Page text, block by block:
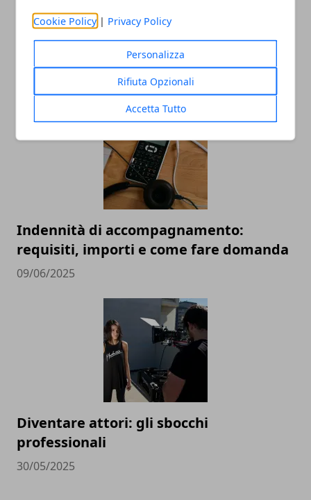
Cookie Policy | Privacy Policy
Personalizza
Rifiuta Opzionali
Accetta Tutto
Impresa partendo da zero
nell’hospitality business? I consigli e la
storia di Lanfranco Pescante
Indennità di accompagnamento:
requisiti, importi e come fare domanda
09/06/2025
Diventare attori: gli sbocchi
professionali
30/05/2025